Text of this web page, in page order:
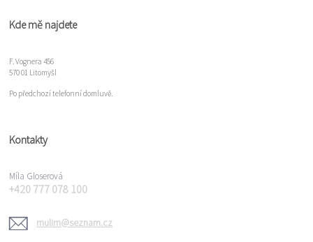
Kde mě najdete
F. Vognera 456
570 01 Litomyšl
Po předchozí telefonní domluvě.
Kontakty
Míla Gloserová
+420 777 078 100
mulim@seznam.cz